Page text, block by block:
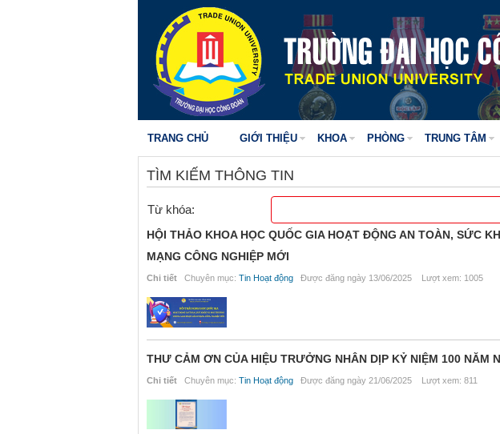
TRANG CHỦ GIỚI THIỆU KHOA PHÒNG TRUNG TÂM
TÌM KIẾM THÔNG TIN
Từ khóa:
HỘI THẢO KHOA HỌC QUỐC GIA HOẠT ĐỘNG AN TOÀN, SỨC
MẠNG CÔNG NGHIỆP MỚI
Chi tiết Chuyên mục: Tin Hoạt động Được đăng ngày 13/06/2025 Lượt xem: 1005
THƯ CẢM ƠN CỦA HIỆU TRƯỞNG NHÂN DỊP KỶ NIỆM 100 NĂM
Chi tiết Chuyên mục: Tin Hoạt động Được đăng ngày 21/06/2025 Lượt xem: 811